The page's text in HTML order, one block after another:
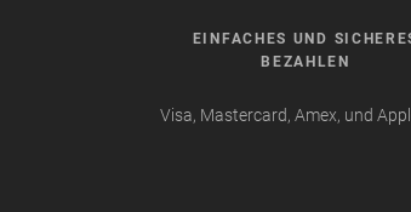
EINFACHES UND
BEZAHLEN
Visa, Mastercard, Amex, und